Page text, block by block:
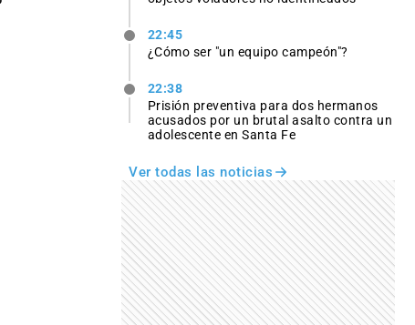
22:45
¿Cómo ser "un equipo campeón"?
22:38
Prisión preventiva para dos hermanos
acusados por un brutal asalto contra un
adolescente en Santa Fe
Ver todas las noticias